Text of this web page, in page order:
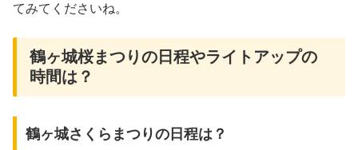
てみてくださいね。
鶴ヶ城桜まつりの日程やライトアップの
時間は？
鶴ヶ城さくらまつりの日程は？